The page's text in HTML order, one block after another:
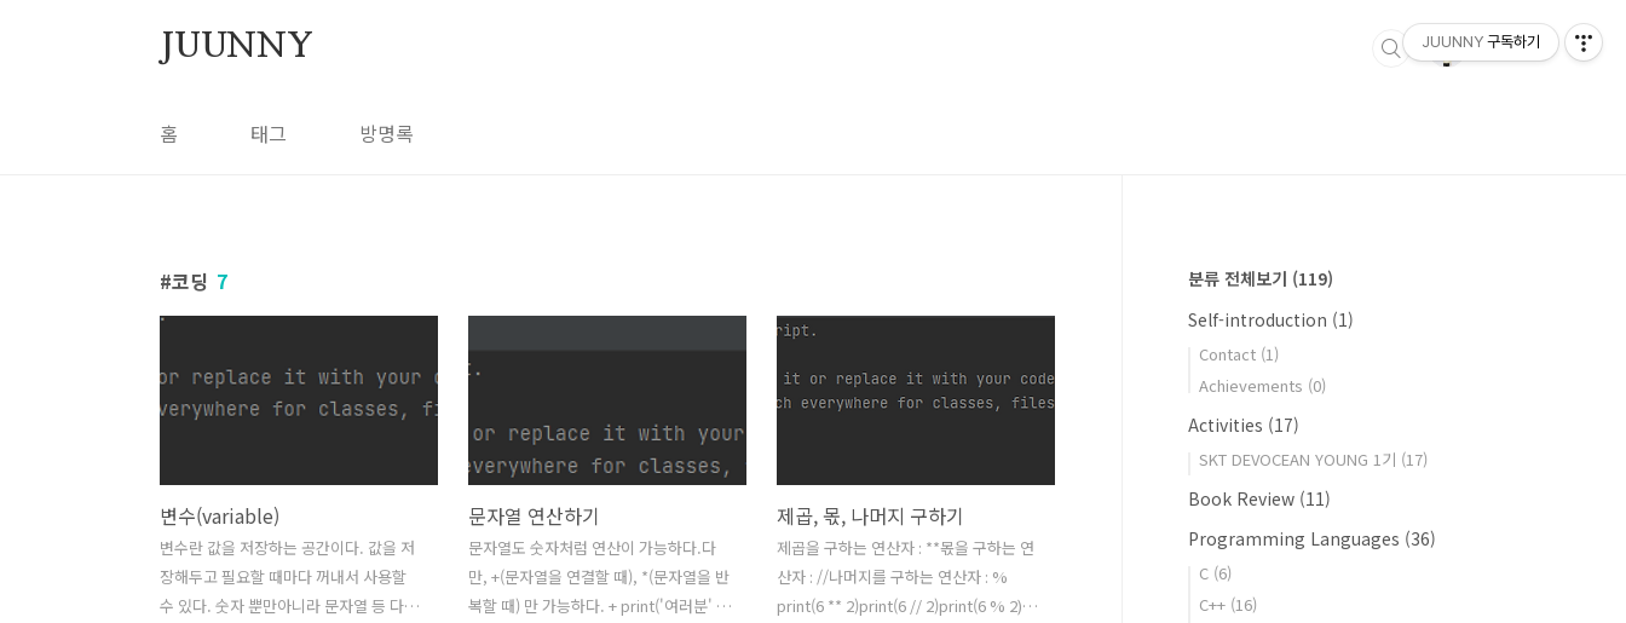
JUUNNY
홈 태그 방명록
코딩 7
변수(variable)
변수란 값을 저장하는 공간이다. 값을 저
장해두고 필요할 때마다 꺼내서 사용할
수 있다. 숫자 뿐만아니라 문자열 등 다양
문자열 연산하기
문자열도 숫자처럼 연산이 가능하다.다
만, +(문자열을 연결할 때), *(문자열을 반
복할 때) 만 가능하다. + print('여러분' +
제곱, 몫, 나머지 구하기
제곱을 구하는 연산자 : **몫을 구하는 연
산자 : //나머지를 구하는 연산자 : %
print(6 ** 2)print(6 // 2)print(6 % 2) 이
분류 전체보기 (119)
Self-introduction (1)
Contact (1)
Achievements (0)
Activities (17)
SKT DEVOCEAN YOUNG 1기 (17)
Book Review (11)
Programming Languages (36)
C (6)
C++ (16)
JUUNNY 구독하기